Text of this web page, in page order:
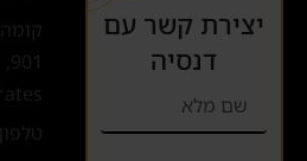
יצירת קשר עם
דנסיה
טלפון: